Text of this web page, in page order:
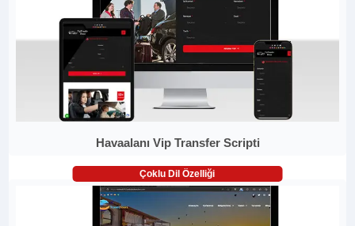
Havaalanı Vip Transfer Scripti
Çoklu Dil Özelliği